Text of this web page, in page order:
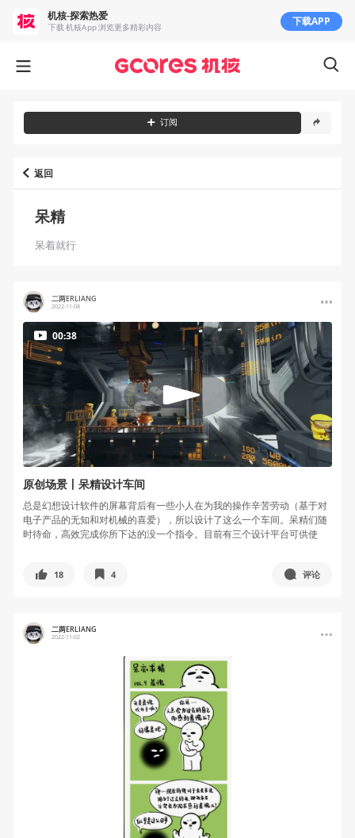
返回
呆精
呆着就行
二两ERLIANG
2022-11-08
00:38
原创场景丨呆精设计车间
总是幻想设计软件的屏幕背后有一些小人在为我的操作辛苦劳动（基于对
电子产品的无知和对机械的喜爱），所以设计了这么一个车间。呆精们随
时待命，高效完成你所下达的没一个指令。目前有三个设计平台可供使
18 4 评论
二两ERLIANG
2022-11-02
订阅
机核-探索热爱
下载 机核App 浏览更多精彩内容 下载APP